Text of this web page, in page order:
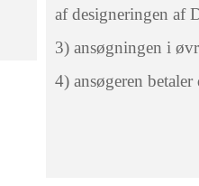
af designeringen af
3) ansøgningen i
4) ansøgeren